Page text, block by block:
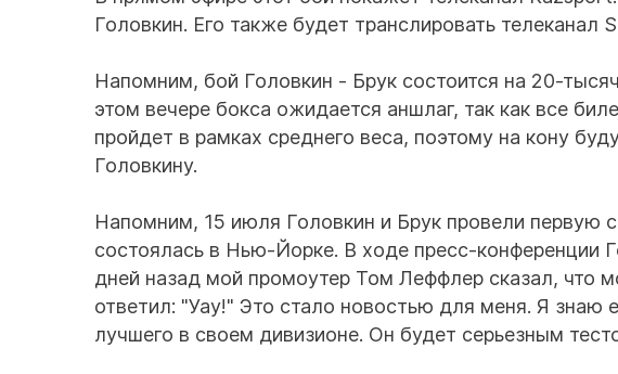
Головкин. Его также будет транслировать телеканал
Напомним, бой Головкин - Брук состоится на 20-
этом вечере бокса ожидается аншлаг, так как все
пройдет в рамках среднего веса, поэтому на кону
Головкину.
Напомним, 15 июля Головкин и Брук провели первую
состоялась в Нью-Йорке. В ходе пресс-конференции
дней назад мой промоутер Том Леффлер сказал, что
ответил: "Уау!" Это стало новостью для меня. Я знаю
лучшего в своем дивизионе. Он будет серьезным